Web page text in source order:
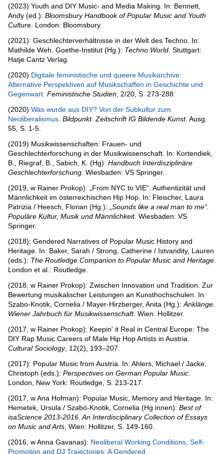
(2023) Youth and DIY Music- and Media Making. In: Bennett,
Andy (ed.): Bloomsbury Handbook of Popular Music and Youth
Culture. London: Bloomsbury.
(2021): Geschlechterverhältnisse in der Welt des Techno. In:
Mathilde Weh, Goethe-Institut (Hg.): Techno World . Stuttgart:
Hatje Cantz Verlag.
(2020) Digitale feministische und queere Musikarchive:
Alternative Perspektiven auf Musikschaffen in Geschichte und
Gegenwart. Feministische Studien , 2/20, S. 273-288.
(2020) Was wurde aus DIY? Von der Subkultur zum
Neoliberalismus Bildpunkt. Zeitschrift IG Bildende Kunst. Ausg.
55, S. 1-5.
(2019) Musikwissenschaften: Frauen- und
Geschlechterforschung in der Musikwissenschaft. In: Kortendiek,
B., Riegraf, B., Sabich, K. (Hg): Handbuch Interdisziplinäre
Geschlechterforschung. Wiesbaden: VS Springer.
(2019, w Rainer Prokop): „From NYC to VIE“. Authentizität und
Männlichkeit im österreichischen Hip Hop. In: Fleischer, Laura
Patrizia / Heesch, Florian (Hg.): „ Sounds like a real man to me“.
Populäre Kultur, Musik und Männlichkeit. Wiesbaden: VS
Springer.
(2018): Gendered Narratives of Popular Music History and
Heritage. In: Baker, Sarah / Strong, Catherine / Istvandity, Lauren
(eds.): The Routledge Companion to Popular Music and Heritage.
London et al.: Routledge.
(2018, w Rainer Prokop): Zwischen Innovation und Tradition. Zur
Bewertung musikalischer Leistungen an Kunsthochschulen. In:
Szabo-Knotik, Cornelia / Mayer-Hirzberger, Anita (Hg.): Anklänge.
Wiener Jahrbuch für Musikwissenschaft. Wien: Hollitzer.
(2017, w Rainer Prokop): Keepin' it Real in Central Europe: The
DIY Rap Music Careers of Male Hip Hop Artists in Austria.
Cultural Sociology, 12(2), 193–207.
(2017): Popular Music from Austria. In: Ahlers, Michael / Jacke,
Christoph (eds.): Perspectives on German Popular Music
London, New York: Routledge, S. 213-217.
(2017, w Ana Hofman): Popular Music, Memory and Heritage. In:
Hemetek, Ursula / Szabó-Knotik, Cornelia (Hg.innen): Best of
isaScience 2013-2016. An Interdisciplinary Collection of Essays
on Music and Arts , Wien: Hollitzer, S. 149-160.
(2016, w Anna Gavanas): Neoliberal Working Conditions, Self-
Promotion and DJ Trajectories: A Gendered